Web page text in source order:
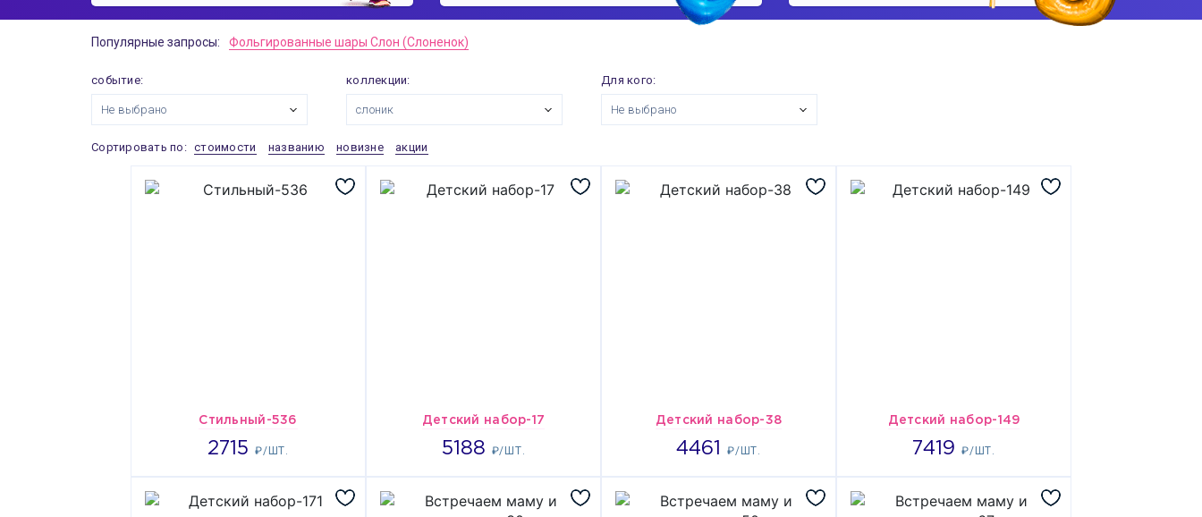
Популярные запросы: Фольгированные шары Слон (Слоненок)
событие:
Не выбрано
коллекции:
слоник
Для кого:
Не выбрано
Сортировать по: стоимости названию новизне акции
Стильный-536
2715₽/ШТ.
2715 Детский набор-17
5188 ₽/ШТ.
5188 Детский набор-38
4461₽/ШТ.
4461 Детский набор-149
7419₽/ШТ.
7419